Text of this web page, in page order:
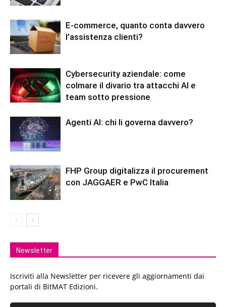
E-commerce, quanto conta davvero
l’assistenza clienti?
Cybersecurity aziendale: come
colmare il divario tra attacchi AI e
team sotto pressione
Agenti AI: chi li governa davvero?
FHP Group digitalizza il procurement
con JAGGAER e PwC Italia
Newsletter
Iscriviti alla Newsletter per ricevere gli aggiornamenti dai
portali di BitMAT Edizioni.